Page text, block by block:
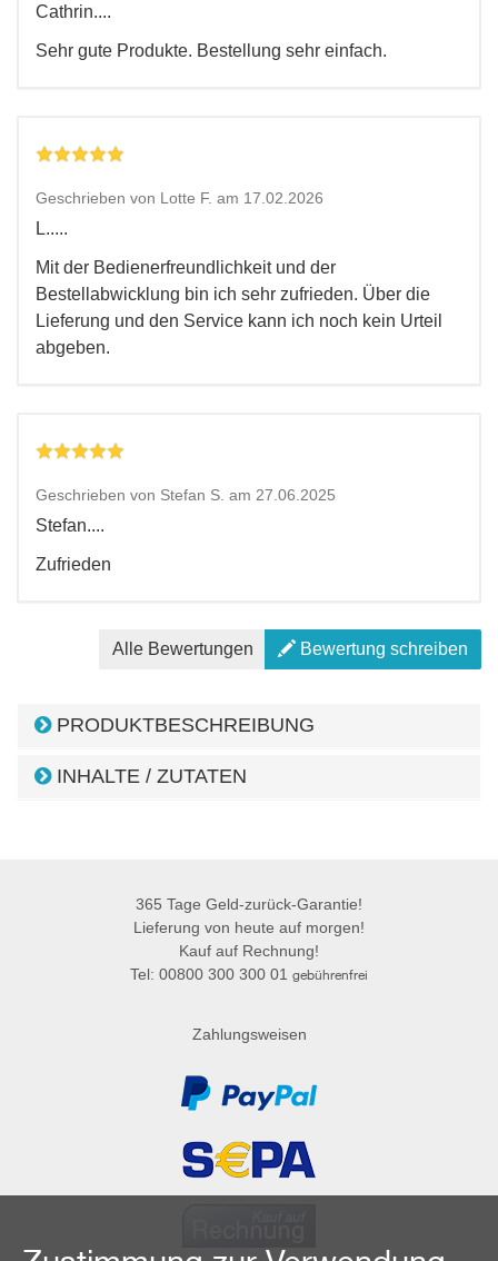
Cathrin....
Sehr gute Produkte. Bestellung sehr einfach.
Geschrieben von Lotte F. am 17.02.2026
L.....
Mit der Bedienerfreundlichkeit und der
Bestellabwicklung bin ich sehr zufrieden. Über die
Lieferung und den Service kann ich noch kein Urteil
abgeben.
Geschrieben von Stefan S. am 27.06.2025
Stefan....
Zufrieden
Alle Bewertungen Bewertung schreiben
PRODUKTBESCHREIBUNG
INHALTE / ZUTATEN
365 Tage Geld-zurück-Garantie!
Lieferung von heute auf morgen!
Kauf auf Rechnung!
Tel: 00800 300 300 01 gebührenfrei
Zahlungsweisen